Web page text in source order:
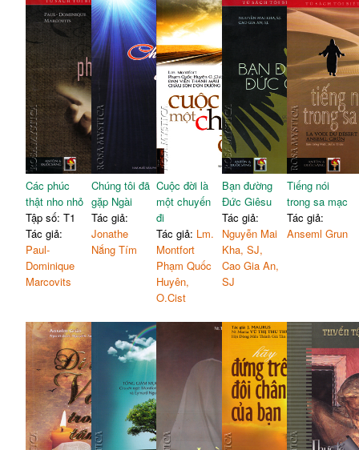
Các phúc
thật nho nhỏ
Tập số: T1
Tác giả:
Paul-
Dominique
Marcovits
Chúng tôi đã
gặp Ngài
Tác giả:
Jonathe
Nắng Tím
Cuộc đời là
một chuyến
đi
Tác giả: Lm.
Montfort
Phạm Quốc
Huyên,
O.Cist
Bạn đường
Đức Giêsu
Tác giả:
Nguyễn Mai
Kha, SJ,
Cao Gia An,
SJ
Tiếng nói
trong sa mạc
Tác giả:
Anseml Grun